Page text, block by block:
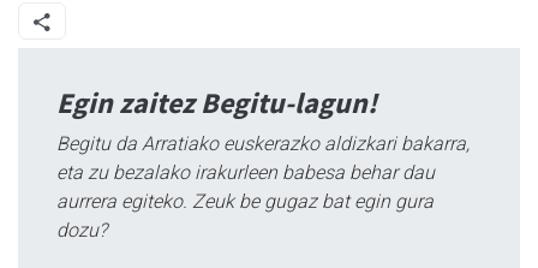
Egin zaitez Begitu-lagun!
Begitu da Arratiako euskerazko aldizkari bakarra,
eta zu bezalako irakurleen babesa behar dau
aurrera egiteko. Zeuk be gugaz bat egin gura
dozu?